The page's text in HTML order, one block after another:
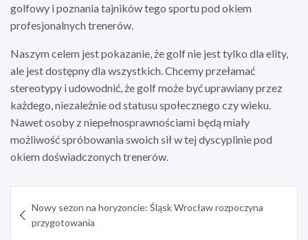
golfowy i poznania tajników tego sportu pod okiem
profesjonalnych trenerów.
Naszym celem jest pokazanie, że golf nie jest tylko dla elity,
ale jest dostępny dla wszystkich. Chcemy przełamać
stereotypy i udowodnić, że golf może być uprawiany przez
każdego, niezależnie od statusu społecznego czy wieku.
Nawet osoby z niepełnosprawnościami będą miały
możliwość spróbowania swoich sił w tej dyscyplinie pod
okiem doświadczonych trenerów.
wpisu
Nowy sezon na horyzoncie: Śląsk Wrocław rozpoczyna
przygotowania